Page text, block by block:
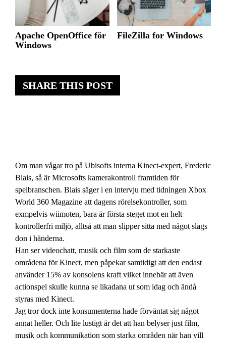
SHARE THIS POST
Om man vågar tro på Ubisofts interna Kinect-expert, Frederic
Blais, så är Microsofts kamerakontroll framtiden för
spelbranschen. Blais säger i en intervju med tidningen Xbox
World 360 Magazine att dagens rörelsekontroller, som
exmpelvis wiimoten, bara är första steget mot en helt
kontrollerfri miljö, alltså att man slipper sitta med något slags
don i händerna.
Han ser videochatt, musik och film som de starkaste
områdena för Kinect, men påpekar samtidigt att den endast
använder 15% av konsolens kraft vilket innebär att även
actionspel skulle kunna se likadana ut som idag och ändå
styras med Kinect.
Jag tror dock inte konsumenterna hade förväntat sig något
annat heller. Och lite lustigt är det att han belyser just film,
musik och kommunikation som starka områden när han vill
Apache OpenOffice för
Windows
FileZilla for Windows